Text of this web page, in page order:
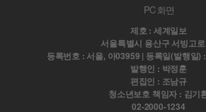
PC 화면
제호 : 세계일보
서울특별시 용산구 서빙고
등록번호 : 서울, 아03959 | 등록일(발행일)
발행인 : 박정훈
편집인 : 조남규
청소년보호 책임자 : 김기
02-2000-1234